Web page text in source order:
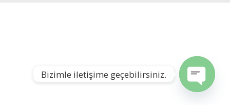
Bizimle iletişime geçebilirsiniz.